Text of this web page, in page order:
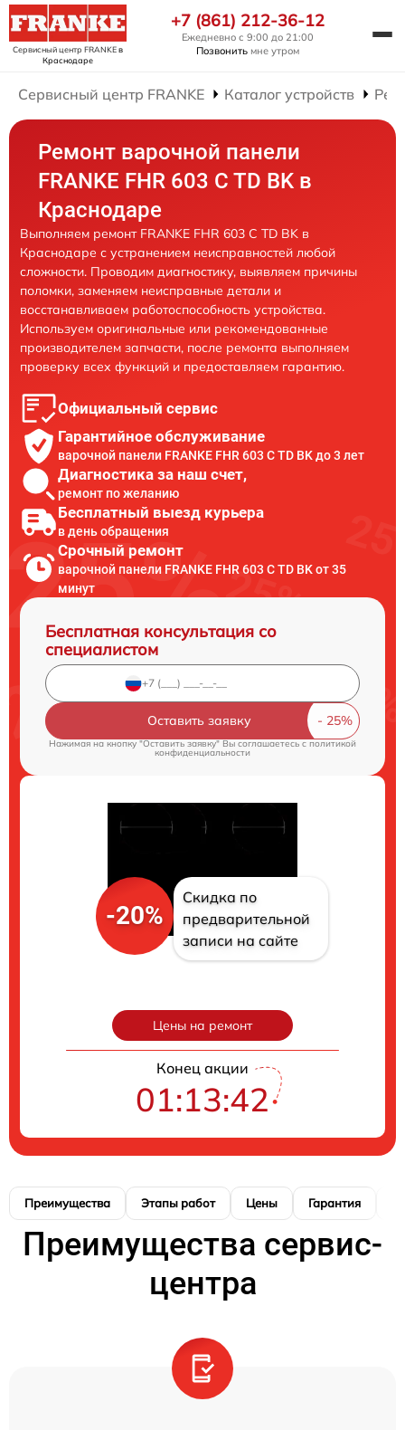
Сервисный центр FRANKEв
Краснодаре
+7 (861) 212-36-12
Ежедневно с 9:00 до 21:00
Позвонить мне утром
Сервисный центр FRANKE Каталог устройств
Ремонт варочной панели
FRANKE FHR 603 C TD BK в
Краснодаре
Выполняем ремонт FRANKE FHR 603 C TD BK в
Краснодаре с устранением неисправностей любой
сложности. Проводим диагностику, выявляем причины
поломки, заменяем неисправные детали и
восстанавливаем работоспособность устройства.
Используем оригинальные или рекомендованные
производителем запчасти, после ремонта выполняем
проверку всех функций и предоставляем гарантию.
Официальный сервис
Гарантийное обслуживание
варочной панели FRANKE FHR 603 C TD BK до 3 лет
Диагностика за наш счет,
ремонт по желанию
Бесплатный выезд курьера
в день обращения
Срочный ремонт
варочной панели FRANKE FHR 603 C TD BK от 35
минут
Бесплатная консультация со
специалистом
Оставить заявку
Нажимая на кнопку "Оставить заявку" Вы соглашаетесь cполитикой
конфиденциальности
-20%
Скидка по
предварительной
записи на сайте
Цены на ремонт
Конец акции
01:13:41
Преимущества Этапы работ Цены Гарантия
Преимущества сервис-
центра